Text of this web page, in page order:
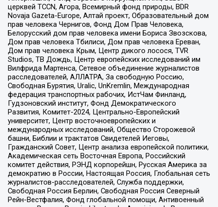
церквей TCCN, Агора, Всемирный фонд природы, BDR
Novaja Gazeta-Europe, Алтай проект, Образовательный дом
прав человека Чернигов, Фонд Дом Прав Человека,
Белорусский дом прав человека имени Бориса Звозскова,
Дом прав человека Тбилиси, Дом прав человека Ереван,
Дом прав человека Крым, Центр дикого лосося, TVR
Studios, ТВ Дождь, Центр европейских исследований им
Вилфрида Мартенса, Сетевое объединение журналистов
расследователей, АЛЛАТРА, За свободную Россию,
Свободная Бурятия, Uralic, UnKremlin, Международная
федерация транспортных рабочих, ИстЧам Финланд,
Гудзоновский институт, Фонд Демократического
Развития, Комитет-2024, Центрально-Европейский
университет, Центр восточноевропейских и
международных исследований, Общество Сторожевой
башни, Библии и трактатов Свидетелей Иеговы,
Гражданский Совет, Центр анализа европейской политики,
Академическая сеть Восточная Европа, Российский
комитет действия, РЭНД корпорейшн, Русская Америка за
демократию в России, Настоящая Россия, Глобальная сеть
журналистов-расследователей, Служба поддержки,
Свободная Россия Берлин, Свободная Россия Северный
Рейн-Вестфалия, Фонд глобальной помощи, Антивоенный